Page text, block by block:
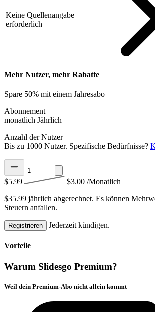
Keine Quellenangabe
erforderlich
Mehr Nutzer, mehr Rabatte
Spare 50% mit einem Jahresabo
Abonnement
monatlich Jährlich
Anzahl der Nutzer
Bis zu 1000 Nutzer. Spezifische Bedürfnisse?
$5.99 $3.00 /Monatlich
$35.99 jährlich abgerechnet. Es können
Steuern anfallen.
Registrieren Jederzeit kündigen.
Vorteile
Warum Slidesgo Premium?
Weil dein Premium-Abo nicht allein kommt